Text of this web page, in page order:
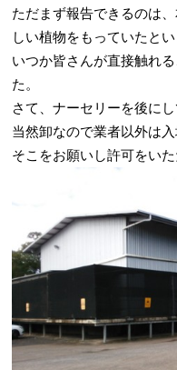
ただまず報告できるのは
しい植物をもっていたとい
いつか皆さんが直接触れ
た。
さて、ナーセリーを後に
当然卸なので業者以外は
そこをお願いし許可をいた